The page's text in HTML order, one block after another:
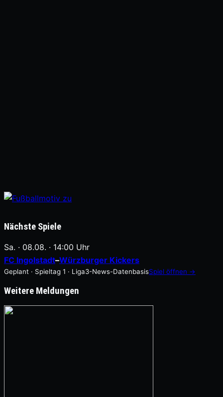
Nächste Spiele
Sa. · 08.08. · 14:00 Uhr
FC Ingolstadt–Würzburger Kickers
Geplant · Spieltag 1 · Liga3-News-DatenbasisSpiel öffnen →
Weitere Meldungen